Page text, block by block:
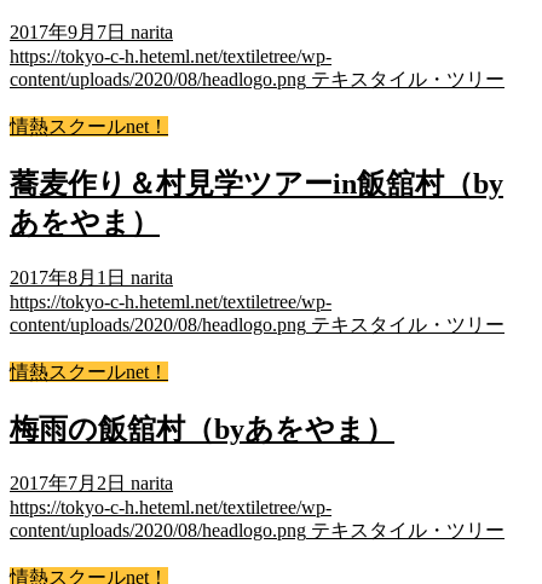
2017年9月7日 narita
https://tokyo-c-h.heteml.net/textiletree/wp-
content/uploads/2020/08/headlogo.png テキスタイル・ツリー
情熱スクールnet！
蕎麦作り＆村見学ツアーin飯舘村（by
あをやま）
2017年8月1日 narita
https://tokyo-c-h.heteml.net/textiletree/wp-
content/uploads/2020/08/headlogo.png テキスタイル・ツリー
情熱スクールnet！
梅雨の飯舘村（byあをやま）
2017年7月2日 narita
https://tokyo-c-h.heteml.net/textiletree/wp-
content/uploads/2020/08/headlogo.png テキスタイル・ツリー
情熱スクールnet！